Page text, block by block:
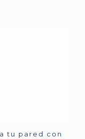
tu pared con